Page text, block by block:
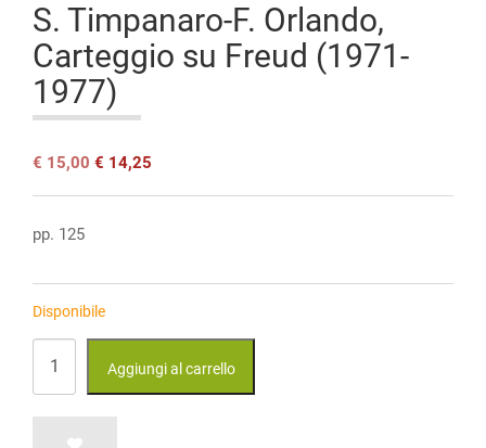
S. Timpanaro-F. Orlando,
Carteggio su Freud (1971-
1977)
Il
originale
€ 15,00.
€ 15,00 Il
attuale
€ 14,25
pp. 125
Disponibile
F.
Aggiungi al carrello